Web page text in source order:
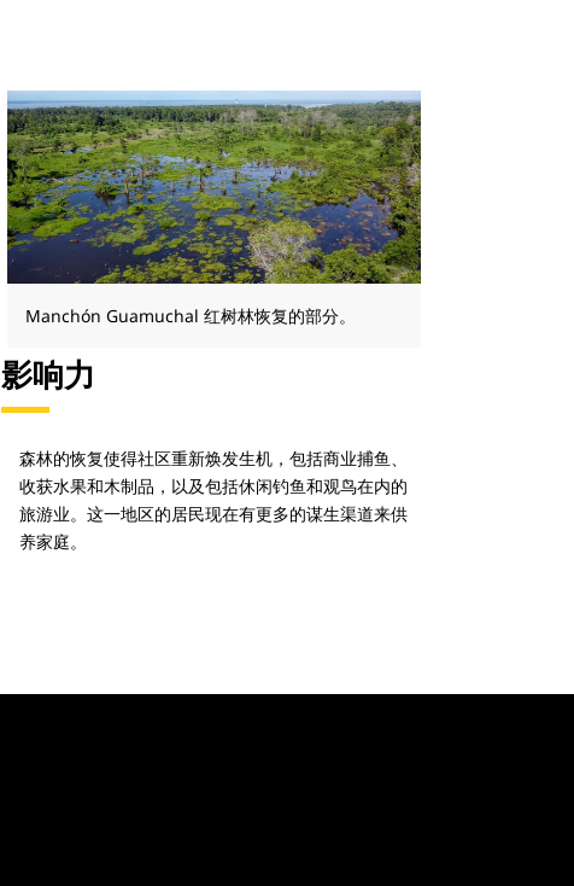
Manchón Guamuchal 红树林恢复的部分。
影响力
森林的恢复使得社区重新焕发生机，包括商业捕鱼、
收获水果和木制品，以及包括休闲钓鱼和观鸟在内的
旅游业。这一地区的居民现在有更多的谋生渠道来供
养家庭。